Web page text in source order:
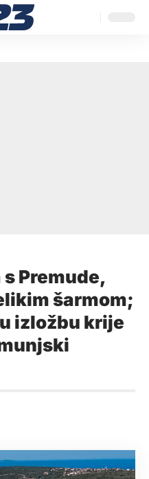
Premude,
šarmom;
izložbu krije